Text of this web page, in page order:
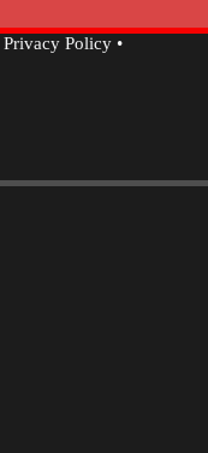
Privacy Policy•